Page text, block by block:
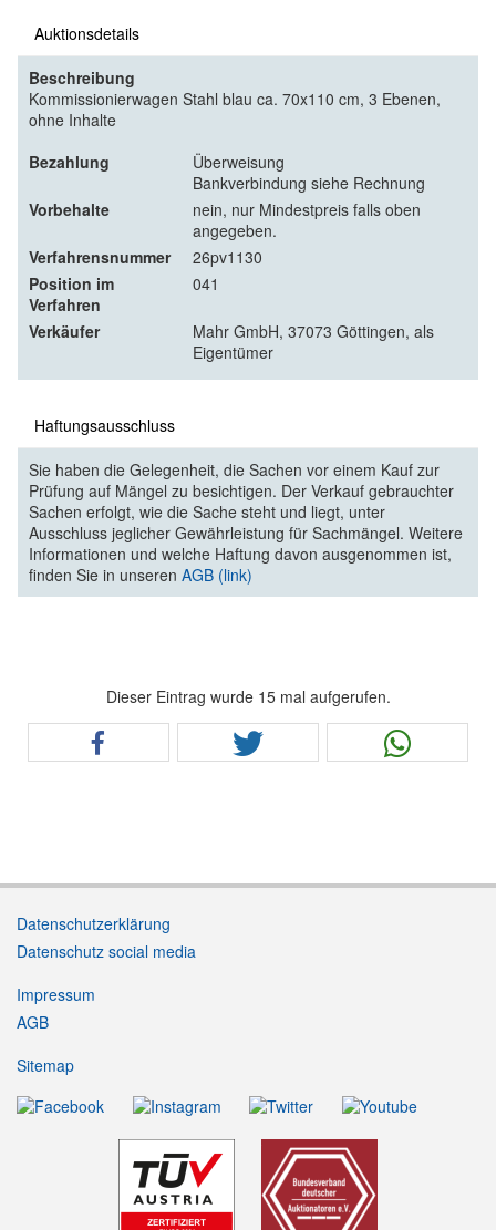
Auktionsdetails
Beschreibung
Kommissionierwagen Stahl blau ca. 70x110 cm, 3 Ebenen,
ohne Inhalte
Bezahlung
Überweisung
Bankverbindung siehe Rechnung
Vorbehalte
nein, nur Mindestpreis falls oben
angegeben.
Verfahrensnummer
26pv1130
Position im
Verfahren
041
Verkäufer
Mahr GmbH, 37073 Göttingen, als
Eigentümer
Haftungsausschluss
Sie haben die Gelegenheit, die Sachen vor einem Kauf zur
Prüfung auf Mängel zu besichtigen. Der Verkauf gebrauchter
Sachen erfolgt, wie die Sache steht und liegt, unter
Ausschluss jeglicher Gewährleistung für Sachmängel. Weitere
Informationen und welche Haftung davon ausgenommen ist,
finden Sie in unseren AGB (link)
Dieser Eintrag wurde 15 mal aufgerufen.
Datenschutzerklärung
Datenschutz social media
Impressum
AGB
Sitemap